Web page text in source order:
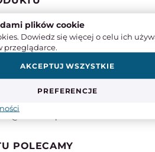
56, 18-500 Kolno
POLECAMY
plików cookie
Dowiedz się więcej o celu ich
przeglądarce.
PREFERENCJE
AKCEPTUJ WSZYSTKIE